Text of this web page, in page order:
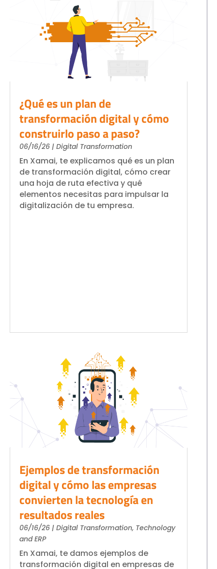
¿Qué es un plan de
transformación digital y cómo
construirlo paso a paso?
06/16/26 | Digital Transformation
En Xamai, te explicamos qué es un plan
de transformación digital, cómo crear
una hoja de ruta efectiva y qué
elementos necesitas para impulsar la
digitalización de tu empresa.
Ejemplos de transformación
digital y cómo las empresas
convierten la tecnología en
resultados reales
06/16/26 | Digital Transformation, Technology
and ERP
En Xamai, te damos ejemplos de
transformación digital en empresas de